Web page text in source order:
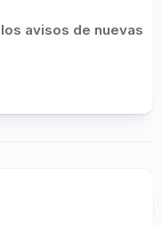
avisos de nuevas